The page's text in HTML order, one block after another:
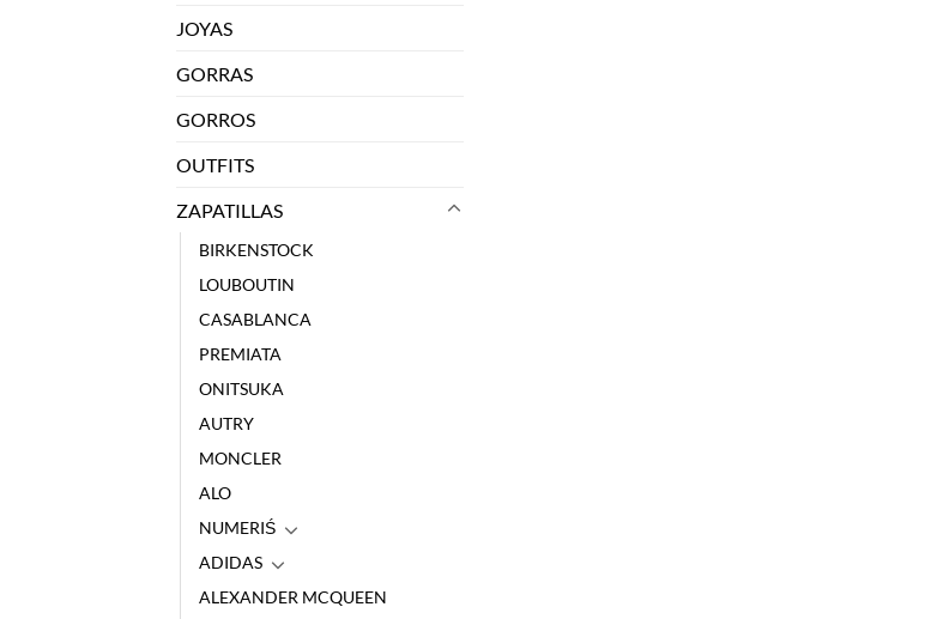
JOYAS
GORRAS
GORROS
OUTFITS
ZAPATILLAS
BIRKENSTOCK
LOUBOUTIN
CASABLANCA
PREMIATA
ONITSUKA
AUTRY
MONCLER
ALO
NUMERIŚ
ADIDAS
ALEXANDER MCQUEEN